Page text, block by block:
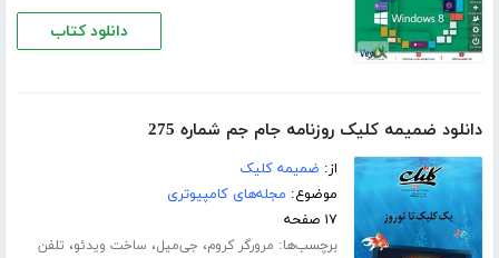
دانلود کتاب
دانلود ضمیمه کلیک روزنامه جام جم شماره 275
از: ضمیمه کلیک
موضوع: مجله‌های کامپیوتری
۱۷ صفحه
برچسب‌ها: مرورگر کروم، جی‌میل، ساخت ویدئو، تلفن